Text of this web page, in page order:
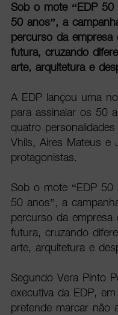
Sob o mote “EDP
50 anos”, a
percurso da empresa
futura, cruzando
arte, arquitetura e
A EDP lançou uma
para assinalar os 50
quatro
Vhils, Aires Mateus
protagonistas.
Sob o mote “EDP 50
50 anos”, a
percurso da empresa
futura, cruzando
arte, arquitetura e
Segundo Vera Pinto
executiva da EDP,
pretende marcar não